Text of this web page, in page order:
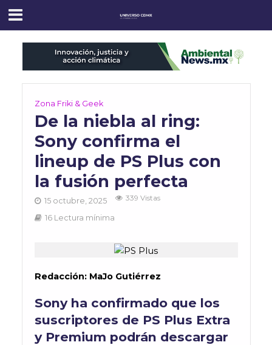
Zona Friki & Geek
De la niebla al ring:
Sony confirma el
lineup de PS Plus con
la fusión perfecta
15 octubre, 2025 339 Vistas
16 Lectura mínima
Redacción: MaJoGutiérrez
Sony ha confirmado que los
suscriptores de PS Plus Extra
y Premium podrán descargar